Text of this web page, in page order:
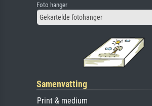
Foto hanger
Gekartelde fotohanger
Samenvatting
Print & medium